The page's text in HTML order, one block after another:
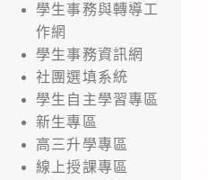
學生事務與轉導工
作網
學生事務資訊網
社團選填系統
學生自主學習專區
新生專區
高三升學專區
線上授課專區